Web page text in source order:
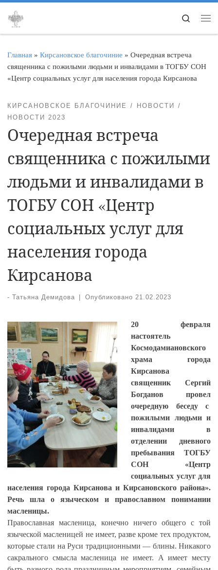
Перейти к содержимому
Search
Главная » Кирсановское благочиние » Очередная встреча
священника с пожилыми людьми и инвалидами в ТОГБУ СОН
«Центр социальных услуг для населения города Кирсанова
КИРСАНОВСКОЕ БЛАГОЧИНИЕ
НОВОСТИ
НОВОСТИ 2023
Очередная встреча
священника с пожилыми
людьми и инвалидами в
ТОГБУ СОН «Центр
социальных услуг для
населения города
Кирсанова
- Татьяна Демидова Опубликовано 21.02.2023
20 февраля
настоятель
Космодамиановского
храма города
Кирсанова
священник Сергий
Богданов провел
очередную беседу с
пожилыми людьми и
инвалидами в
отделении дневного
пребывания ТОГБУ
СОН «Центр
социальных услуг для
населения города Кирсанова и Кирсановского района».
Речь шла о языческом и православном понимании
масленицы.
Православная масленица, конечно ничего общего с той
языческой масленицей не имеет, разве кроме тех продуктом,
которые стали на Руси традиционными — блины. Никакого
сакрального смысла масленица не имеет. А имеет месту